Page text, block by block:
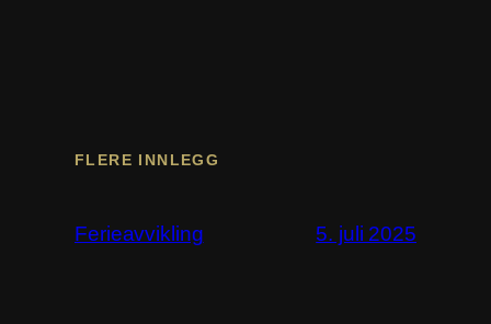
FLERE INNLEGG
Ferieavvikling 5. juli 2025